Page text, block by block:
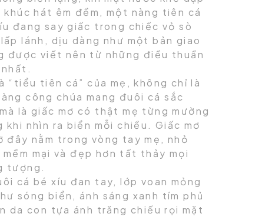
khúc hát êm đềm, một nàng tiên cá
đang say giấc trong chiếc vỏ sò
lánh, dịu dàng như một bản giao
được viết nên từ những điều thuần
“tiểu tiên cá” của mẹ, không chỉ là
công chúa mang đuôi cá sắc
là giấc mơ có thật mẹ từng mường
khi nhìn ra biển mỗi chiều. Giấc mơ
đây nằm trong vòng tay mẹ, nhỏ
mềm mại và đẹp hơn tất thảy mọi
tượng.
cá bé xíu đan tay, lớp voan mỏng
sóng biển, ánh sáng xanh tím phủ
da con tựa ánh trăng chiếu rọi mặt